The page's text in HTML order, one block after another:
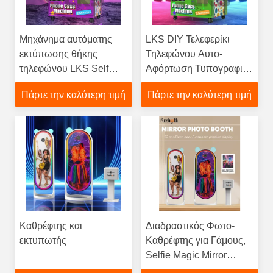
Μηχάνημα αυτόματης
εκτύπωσης θήκης
τηλεφώνου LKS Self
Service
Πάρτε την καλύτερη τιμή
LKS DIY Τελεφερίκι
Τηλεφώνου Αυτο-
Αφόρτωση Τυπογραφική
Μηχανή Για iPhone
Samsung
Πάρτε την καλύτερη τιμή
Καθρέφτης και
εκτυπωτής
Διαδραστικός Φωτο-
Καθρέφτης για Γάμους,
Selfie Magic Mirror
Φωτο-Καθρέφτης με